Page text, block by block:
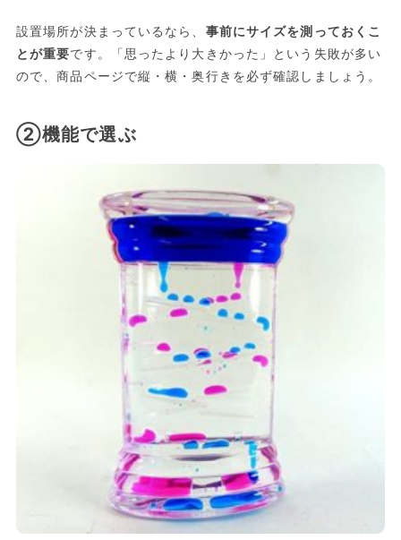
設置場所が決まっているなら、 事前にサイズを測っておくこ
とが重要です。「思ったより大きかった」という失敗が多い
ので、商品ページで縦・横・奥行きを必ず確認しましょう。
②機能で選ぶ